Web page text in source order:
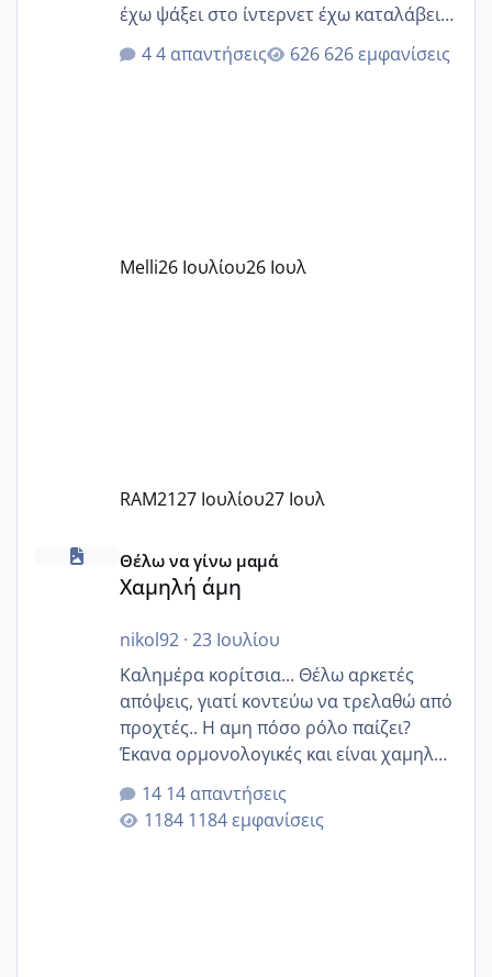
έχω ψάξει στο ίντερνετ έχω καταλάβει
ότι το βαουτσερ καλύπτει όλα τα
δίδακτρα και τα τροφεια του ιδιωτικού
Εγώ πήγα σε έναν ιδιωτικό παιδικό στ
4 απαντήσεις 626 εμφανίσεις
Melli26 Ιουλίου26 Ιουλ
RAM2127 Ιουλίου27 Ιουλ
Χαμηλή άμη
Θέλω να γίνω μαμά
Χαμηλή άμη
nikol92· 23 Ιουλίου
Καλημέρα κορίτσια... Θέλω αρκετές
απόψεις, γιατί κοντεύω να τρελαθώ από
προχτές.. Η αμη πόσο ρόλο παίζει?
Έκανα ορμονολογικές και είναι χαμηλή
για την ηλικία μου.. Είχα ήδη μια
εγκυμοσύνη, που έπρεπε να τερματιστεί
στην 27η εβδομάδα και προσπαθώ 7
14 απαντήσεις
1184 εμφανίσεις